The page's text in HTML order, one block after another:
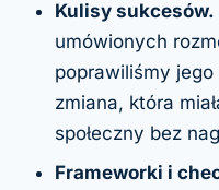
Kulisy sukcesów.
umówionych
poprawiliśmy
zmiana, która
społeczny bez
Frameworki i